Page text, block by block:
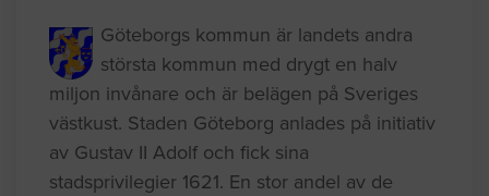
Göteborgs kommun är landets andra
största kommun med drygt en halv
miljon invånare och är belägen på Sveriges
västkust. Staden Göteborg anlades på initiativ
av Gustav II Adolf och fick sina
stadsprivilegier 1621. En stor andel av de